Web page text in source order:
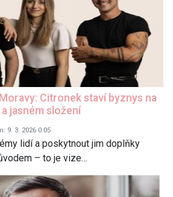
Citronek staví byznys na
jasném složení
9. 3. 2026 0:05
lidí a poskytnout jim doplňky
– to je vize…